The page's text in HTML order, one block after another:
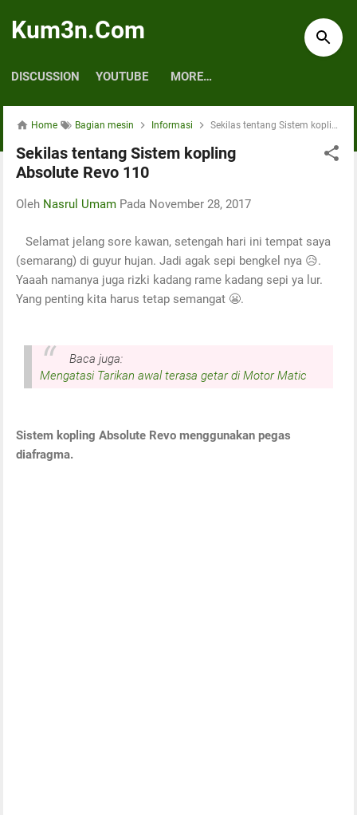
Kum3n.Com
DISCUSSION YOUTUBE MORE…
Home Bagian mesin Informasi Sekilas tentang Sistem kopling Absolute Revo 110
Sekilas tentang Sistem kopling
Absolute Revo 110
Oleh Nasrul Umam Pada November 28, 2017
Selamat jelang sore kawan, setengah hari ini tempat saya
(semarang) di guyur hujan. Jadi agak sepi bengkel nya 😥.
Yaaah namanya juga rizki kadang rame kadang sepi ya lur.
Yang penting kita harus tetap semangat 😬.
Baca juga:
Mengatasi Tarikan awal terasa getar di Motor Matic
Sistem kopling Absolute Revo menggunakan pegas
diafragma.